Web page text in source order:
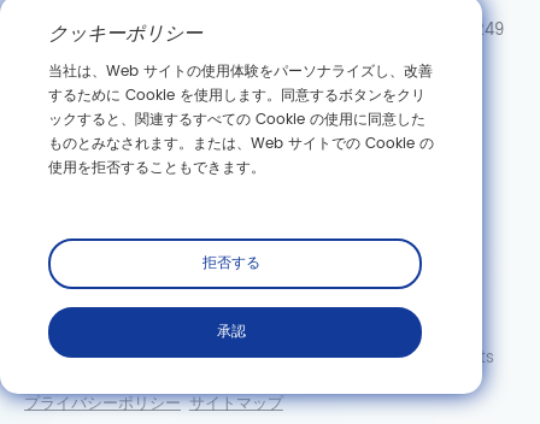
ト/Whatsapp/Wechat:
0086-15307143249
武漢合成
生物学イノベーションハブ
中国湖北省武漢市東湖新技術開発区高科園三路89号
購読する
Copyright©Wuhan Casov Green Biotech Co.、Ltd。All Rights
プライバシーポリシー サイトマップ
クッキーポリシー
当社は、Web サイトの使用体験をパーソナライズし、改善
するために Cookie を使用します。同意するボタンをクリ
ックすると、関連するすべての Cookie の使用に同意した
ものとみなされます。または、Web サイトでの Cookie の
使用を拒否することもできます。
拒否する
承認